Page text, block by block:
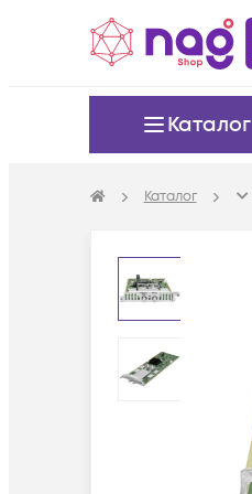
Каталог
Каталог